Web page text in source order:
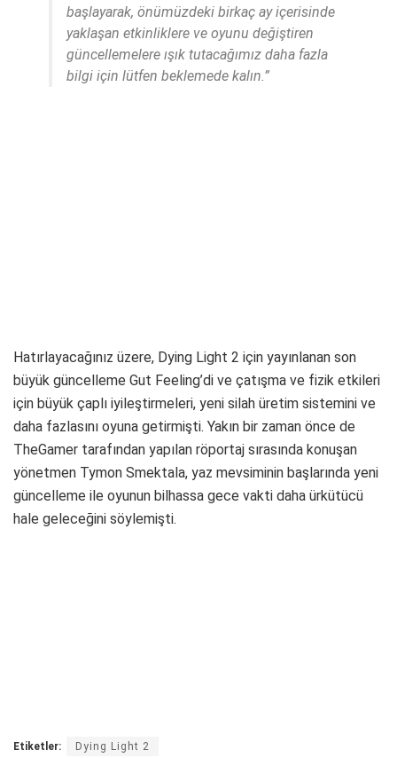
başlayarak, önümüzdeki birkaç ay içerisinde
yaklaşan etkinliklere ve oyunu değiştiren
güncellemelere ışık tutacağımız daha fazla
bilgi için lütfen beklemede kalın.”
Hatırlayacağınız üzere, Dying Light 2 için yayınlanan son
büyük güncelleme Gut Feeling’di ve çatışma ve fizik etkileri
için büyük çaplı iyileştirmeleri, yeni silah üretim sistemini ve
daha fazlasını oyuna getirmişti. Yakın bir zaman önce de
TheGamer tarafından yapılan röportaj sırasında konuşan
yönetmen Tymon Smektala, yaz mevsiminin başlarında yeni
güncelleme ile oyunun bilhassa gece vakti daha ürkütücü
hale geleceğini söylemişti.
Etiketler: Dying Light 2